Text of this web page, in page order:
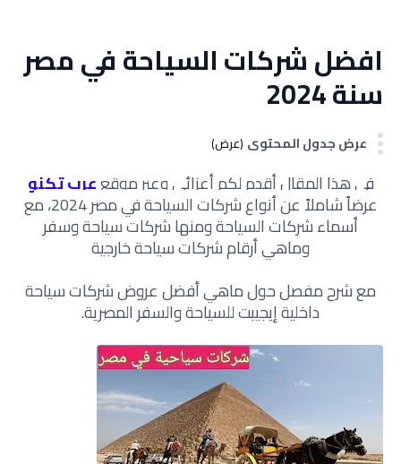
افضل شركات السياحة في مصر
سنة 2024
عرض جدول المحتوى (عرض)
في هذا المقال أقدم لكم أعزائي وعبر موقععرب تكنو
عرضاً شاملاً عنأنواع شركات السياحة في مصر 2024 ، مع
أسماء شركات السياحة ومنها شركات سياحة وسفر
وماهي أرقام شركات سياحة خارجية
مع شرح مفصل حول ماهي أفضل عروض شركات سياحة
داخلية إيجيبت للسياحة والسفر المصرية.